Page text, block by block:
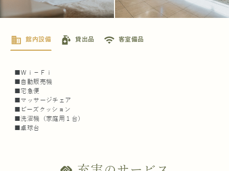
business 館内設備 sanitizer 貸出品 wifi 客室備品
■Ｗｉ－Ｆｉ
■自動販売機
■宅急便
■マッサージチェア
■ビーズクッション
■洗濯機（家庭用１台）
■卓球台